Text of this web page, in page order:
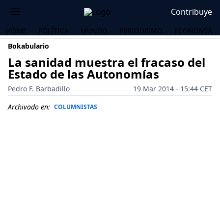
Contribuye
HOME POLÍTICA MUNDO PERIODISMO
ECONOMÍA
Bokabulario
La sanidad muestra el fracaso del
Estado de las Autonomías
Pedro F. Barbadillo
19 Mar 2014 - 15:44 CET
Archivado en: COLUMNISTAS